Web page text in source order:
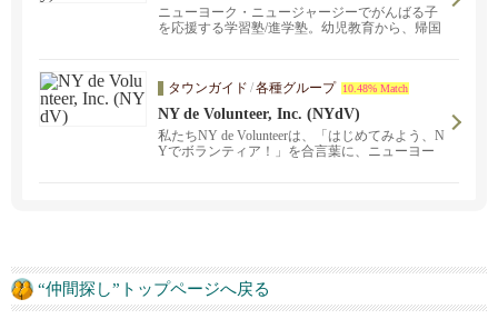
ニューヨーク・ニュージャージーでがんばる子
を応援する学習塾/進学塾。幼児教育から、帰国
まいで、お子様の将来の進路についてお悩みの
方や、これから米国に来られるにあたって、お
子様の海外教育についてご不安がある方に対し
ては何時でも無料でご相談させて頂きますの
で、お気軽にご連絡下さい。
タウンガイド /各種グループ 10.48% Match
NY de Volunteer, Inc. (NYdV)
私たちNY de Volunteerは、「はじめてみよう、N
Yでボランティア！」を合言葉に、ニューヨー
“仲間探し”トップページへ戻る